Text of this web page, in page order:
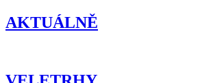
AKTUÁLNĚ